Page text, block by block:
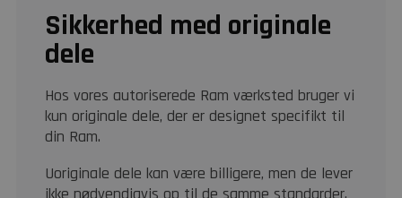
Sikkerhed med originale
dele
Hos vores autoriserede Ram værksted bruger vi
kun originale dele, der er designet specifikt til
din Ram.
Uoriginale dele kan være billigere, men de lever